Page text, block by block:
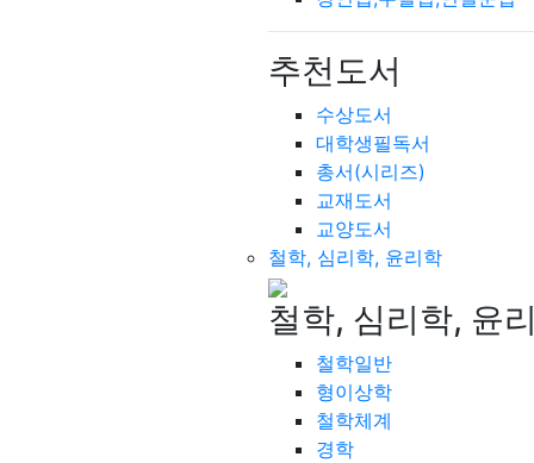
추천도서
수상도서
대학생필독서
총서(시리즈)
교재도서
교양도서
철학, 심리학, 윤리학
철학, 심리학, 윤
철학일반
형이상학
철학체계
경학